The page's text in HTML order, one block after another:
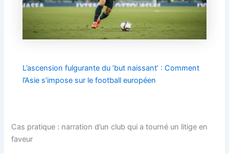
L’ascension fulgurante du ‘but naissant’ : Comment
l’Asie s’impose sur le football européen
Cas pratique : narration d’un club qui a tourné un litige en
faveur